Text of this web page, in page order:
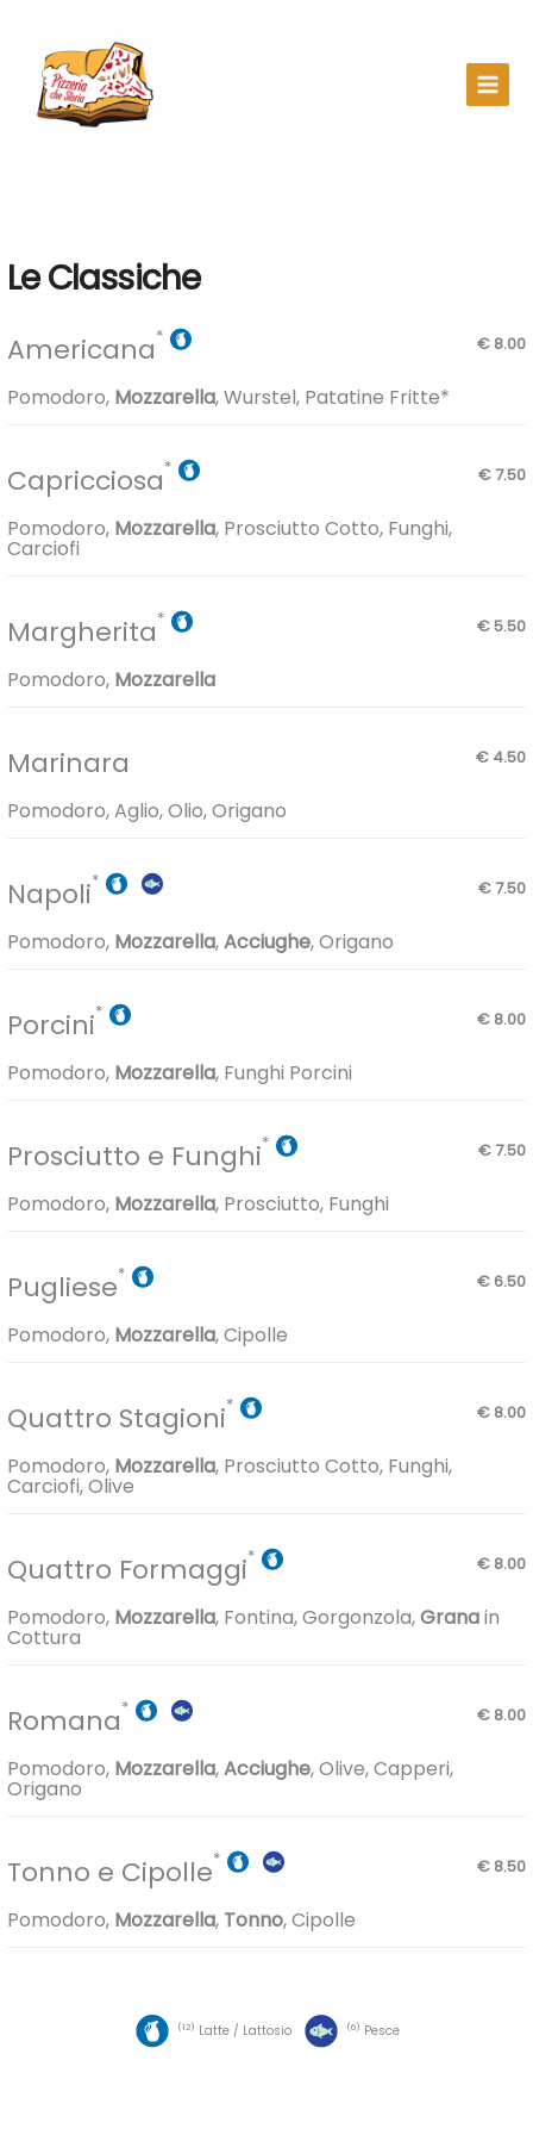
Le Classiche
Americana € 8.00
Pomodoro, Mozzarella, Wurstel, Patatine Fritte*
Capricciosa € 7.50
Pomodoro, Mozzarella, Prosciutto Cotto, Funghi,
Carciofi
Margherita € 5.50
Pomodoro, Mozzarella
Marinara € 4.50
Pomodoro, Aglio, Olio, Origano
Napoli € 7.50
Pomodoro, Mozzarella,Acciughe, Origano
Porcini € 8.00
Pomodoro, Mozzarella, Funghi Porcini
Prosciutto e Funghi € 7.50
Pomodoro, Mozzarella, Prosciutto, Funghi
Pugliese € 6.50
Pomodoro, Mozzarella, Cipolle
Quattro Stagioni € 8.00
Pomodoro, Mozzarella, Prosciutto Cotto, Funghi,
Carciofi, Olive
Quattro Formaggi € 8.00
Pomodoro, Mozzarella, Fontina, Gorgonzola,Granain
Cottura
Romana € 8.00
Pomodoro, Mozzarella,Acciughe, Olive, Capperi,
Origano
Tonno e Cipolle € 8.50
Pomodoro, Mozzarella, Tonno, Cipolle
12 Latte / Lattosio 6 Pesce